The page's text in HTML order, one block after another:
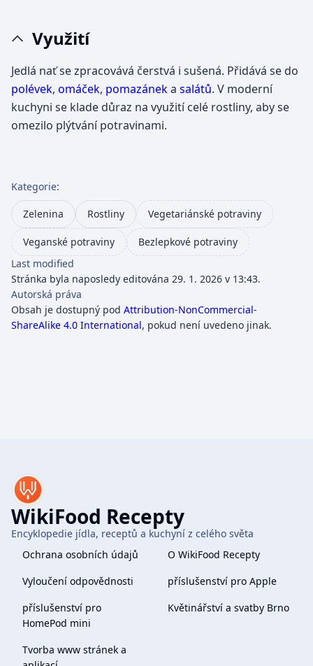
Využití
Jedlá nať se zpracovává čerstvá i sušená. Přidává se do
polévek, omáček, pomazáneka salátů. V moderní
kuchyni se klade důraz na využití celé rostliny, aby se
omezilo plýtvání potravinami.
Kategorie:
Zelenina Rostliny Vegetariánské potraviny
Veganské potraviny
Bezlepkové potraviny
Last modified
Stránka byla naposledy editována 29. 1. 2026 v 13:43.
Autorská práva
Obsah je dostupný pod Attribution-NonCommercial-
ShareAlike 4.0 International, pokud není uvedeno jinak.
WikiFood Recepty
Encyklopedie jídla, receptů a kuchyní z celého světa
Ochrana osobních údajů
O WikiFood Recepty
Vyloučení odpovědnosti
příslušenství pro Apple
příslušenství pro
HomePod mini
Květinářství a svatby Brno
Tvorba www stránek a